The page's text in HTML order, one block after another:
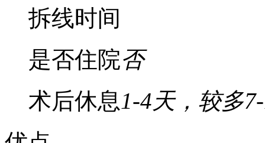
拆线时间
是否住院否
术后休息1-4天，较多